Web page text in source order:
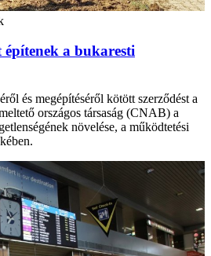
a bukaresti
és megépítéséről kötött szerződést a
országos társaság (CNAB) a
növelése, a működtetési